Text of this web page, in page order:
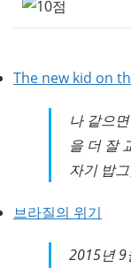
The new kid on
나 같으
을 더 잘
자기 밥
브라질의 위기
2015년 9